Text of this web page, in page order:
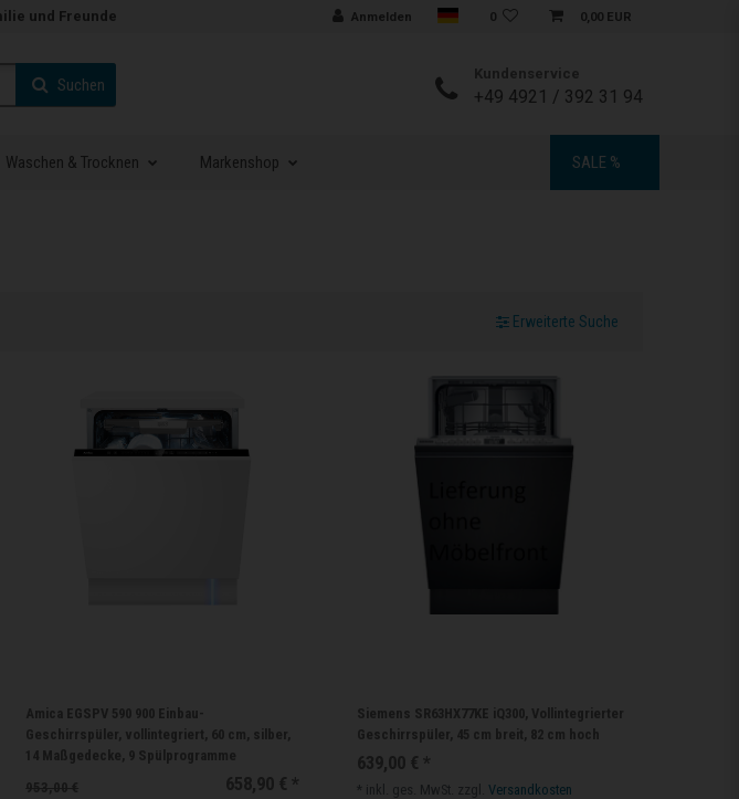
und Freunde Anmelden Sprache auswählen
0 0,00 EUR
Suchen
Kundenservice
+49 4921 / 392 31 94
Waschen & Trocknen Markenshop SALE %
Erweiterte Suche
Amica EGSPV 590 900 Einbau-
Geschirrspüler, vollintegriert, 60 cm, silber,
14 Maßgedecke, 9 Spülprogramme
953,00 €
658,90 € *
Siemens SR63HX77KE iQ300, Vollintegrierter
Geschirrspüler, 45 cm breit, 82 cm hoch
639,00 € *
* inkl. ges. MwSt. zzgl.Versandkosten